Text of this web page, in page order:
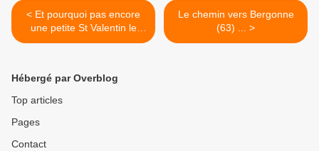
< Et pourquoi pas encore
une petite St Valentin le
lendemain du 14/02 ?
Le chemin vers Bergonne
(63) ... >
Hébergé par Overblog
Top articles
Pages
Contact